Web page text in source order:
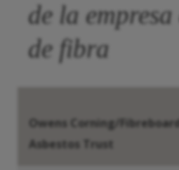
de la
de fibra
Owens Corning/
Asbestos Trust